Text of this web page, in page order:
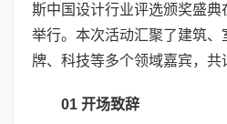
斯中国设计行业评选颁奖盛典
举行。本次活动汇聚了建筑、
牌、科技等多个领域嘉宾，共
01 开场致辞